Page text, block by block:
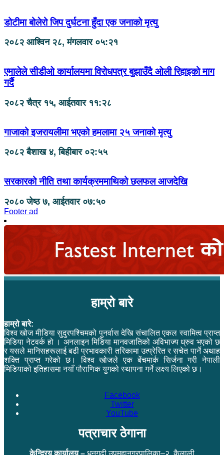
डोटीमा बोलेरो जिप दुर्घटना हुँदा एक जनाको मृत्यु
२०८२ आश्विन २८, मंगलवार ०५:२१
एमालेले सीडीओ कार्यालयमा विरोधपत्र बुझाउँदै ओली रिहाइको माग
गर्दै
२०८२ चैत्र १५, आईतवार ११:२८
गाजाको इजरायलीमा भएको हमलामा २५ जनाको मृत्यु
२०८२ बैशाख ४, बिहीबार ०२:५५
सरकारको नीति तथा कार्यक्रममाथिको छलफल आजदेखि
२०८० जेष्ठ ७, आईतवार ०७:५०
Footer ad
हाम्रो बारे
हाम्रो बारे:
विश्व खोज मीडिया सुदुरपश्चिमको पुनर्वास देखि संचालित एकल स्वामित्व प्राप्त
मिडिया नेटवर्क हो । अनलाइन मिडिया मानवजातिको अविभाज्य ध्रुव भएको छ
र यसले मानिसहरूलाई बढी प्रभावकारी तरिकामा उत्प्रेरित र सचेत पार्ने अथाह
शक्ति प्राप्त गरेको छ। विश्व खोजले एक बेंचमार्क सिर्जना गरी नेपाली
मिडियाको इतिहासमा नयाँ पौराणिक युगको स्थापना गर्ने लक्ष्य लिएको छ।
Facebook
Twitter
YouTube
पत्राचार ठेगाना
केन्द्रिय कार्यालय – धनगढी उपमहानगरपालिका–२, कैलाली